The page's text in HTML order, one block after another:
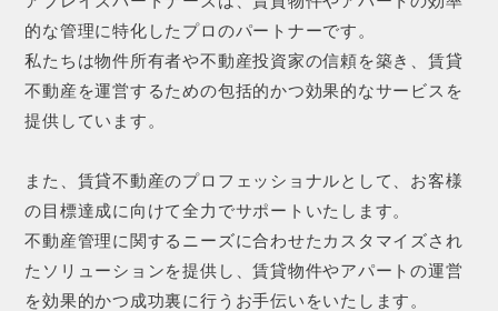
的な管理に特化したプロのパートナーです。
私たちは物件所有者や不動産投資家の信頼を築き、賃貸
不動産を運営するための包括的かつ効果的なサービスを
提供しています。
また、賃貸不動産のプロフェッショナルとして、お客様
の目標達成に向けて全力でサポートいたします。
不動産管理に関するニーズに合わせたカスタマイズされ
たソリューションを提供し、賃貸物件やアパートの運営
を効果的かつ成功裏に行うお手伝いをいたします。